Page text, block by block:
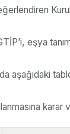
eşya
aşağıdaki
karar